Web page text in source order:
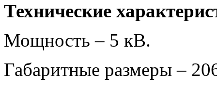
Технические
Мощность – 5 кВ.
Габаритные размеры –